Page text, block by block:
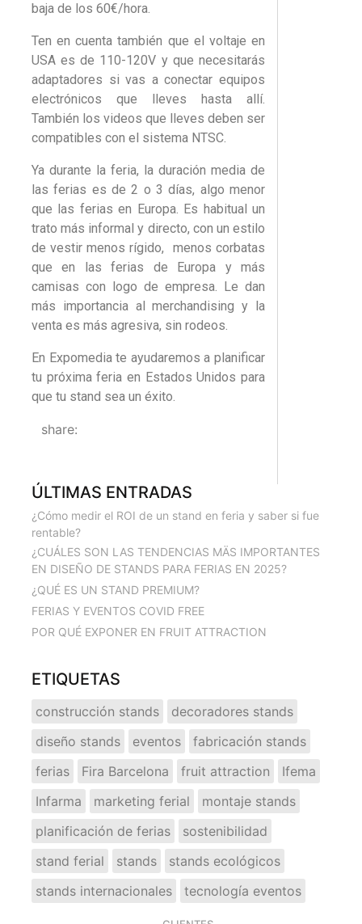
baja de los 60€/hora.
Ten en cuenta también que el voltaje en
USA es de 110-120V y que necesitarás
adaptadores si vas a conectar equipos
electrónicos que lleves hasta allí.
También los videos que lleves deben ser
compatibles con el sistema NTSC.
Ya durante la feria, la duración media de
las ferias es de 2 o 3 días, algo menor
que las ferias en Europa. Es habitual un
trato más informal y directo, con un estilo
de vestir menos rígido, menos corbatas
que en las ferias de Europa y más
camisas con logo de empresa. Le dan
más importancia al merchandising y la
venta es más agresiva, sin rodeos.
En Expomedia te ayudaremos a planificar
tu próxima feria en Estados Unidos para
que tu stand sea un éxito.
share:
ÚLTIMAS ENTRADAS
¿Cómo medir el ROI de un stand en feria y saber si fue
rentable?
¿CUÁLES SON LAS TENDENCIAS MÄS IMPORTANTES
EN DISEÑO DE STANDS PARA FERIAS EN 2025?
¿QUÉ ES UN STAND PREMIUM?
FERIAS Y EVENTOS COVID FREE
POR QUÉ EXPONER EN FRUIT ATTRACTION
ETIQUETAS
construcción stands
decoradores stands
diseño stands
eventos
fabricación stands
ferias
Fira Barcelona fruit attraction
Ifema
Infarma
marketing ferial
montaje stands
planificación de ferias
sostenibilidad
stand ferial
stands
stands ecológicos
stands internacionales
tecnología eventos